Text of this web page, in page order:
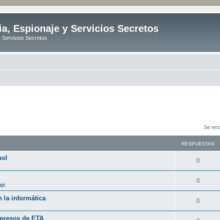
Espionaje y Servicios Secretos
Servicios Secretos
Se
RESPUESTAS
0R
e
p
u
0R
e
p
la informática 0R
e
de ETA